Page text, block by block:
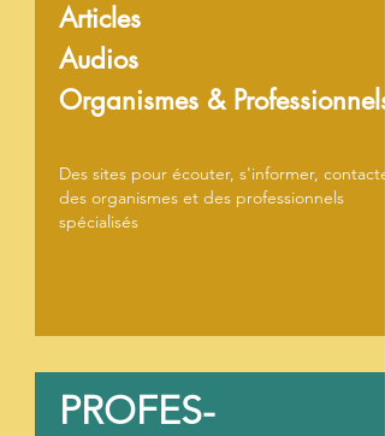
Articles
Audios
Organismes & Professionnels
Des sites pour écouter, s'informer, contacter
des organismes et des professionnels
spécialisés
PROFES-